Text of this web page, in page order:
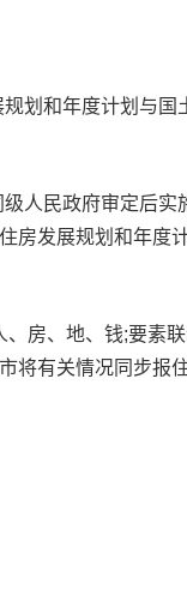
划和年度计划与国
人民政府审定后实
房发展规划和年度
、房、地、钱;要素
将有关情况同步报